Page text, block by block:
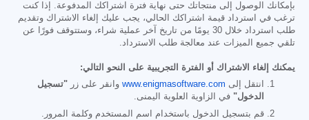
بإمكانك الوصول إلى منتجاتك حتى نهاية فترة اشتراكك المدفوعة. إذا كنت
ترغب في استرداد قيمة اشتراكك الحالي، يجب عليك إلغاء الاشتراك وتقديم
طلب استرداد خلال 30 يومًا من تاريخ آخر عملية شراء، وستتوقف فورًا عن
تلقي جميع الميزات عند معالجة طلب الاسترداد.
يمكنك إلغاء الاشتراك أو الفترة التجريبية على النحو التالي:
انتقل إلى www.enigmasoftware.com وانقر على زر "تسجيل
الدخول" في الزاوية العلوية اليمنى.
قم بتسجيل الدخول باستخدام اسم المستخدم وكلمة المرور.